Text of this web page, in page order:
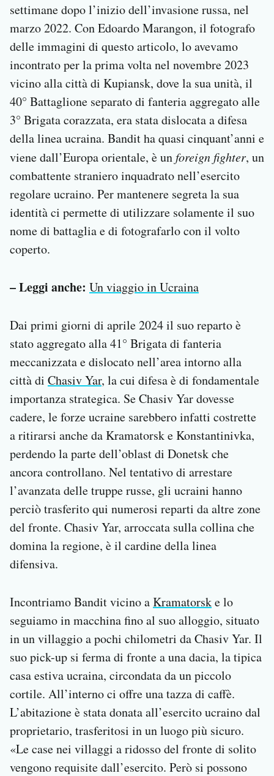
settimane dopo l’inizio dell’invasione russa, nel
marzo 2022. Con Edoardo Marangon, il fotografo
delle immagini di questo articolo, lo avevamo
incontrato per la prima volta nel novembre 2023
vicino alla città di Kupiansk, dove la sua unità, il
40° Battaglione separato di fanteria aggregato alle
3° Brigata corazzata, era stata dislocata a difesa
della linea ucraina. Bandit ha quasi cinquant’anni e
viene dall’Europa orientale, è unforeign fighter, un
combattente straniero inquadrato nell’esercito
regolare ucraino. Per mantenere segreta la sua
identità ci permette di utilizzare solamente il suo
nome di battaglia e di fotografarlo con il volto
coperto.
– Leggi anche: Un viaggio in Ucraina
Dai primi giorni di aprile 2024 il suo reparto è
stato aggregato alla 41° Brigata di fanteria
meccanizzata e dislocato nell’area intorno alla
città di Chasiv Yar, la cui difesa è di fondamentale
importanza strategica. Se Chasiv Yar dovesse
cadere, le forze ucraine sarebbero infatti costrette
a ritirarsi anche da Kramatorsk e Konstantinivka,
perdendo la parte dell’oblast di Donetsk che
ancora controllano. Nel tentativo di arrestare
l’avanzata delle truppe russe, gli ucraini hanno
perciò trasferito qui numerosi reparti da altre zone
del fronte. Chasiv Yar, arroccata sulla collina che
domina la regione, è il cardine della linea
difensiva.
Incontriamo Bandit vicino aKramatorske lo
seguiamo in macchina fino al suo alloggio, situato
in un villaggio a pochi chilometri da Chasiv Yar. Il
suo pick-up si ferma di fronte a una dacia, la tipica
casa estiva ucraina, circondata da un piccolo
cortile. All’interno ci offre una tazza di caffè.
L’abitazione è stata donata all’esercito ucraino dal
proprietario, trasferitosi in un luogo più sicuro.
«Le case nei villaggi a ridosso del fronte di solito
vengono requisite dall’esercito. Però si possono